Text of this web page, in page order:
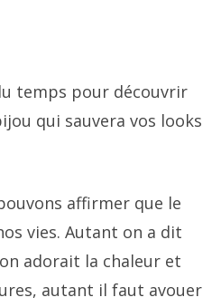
temps pour découvrir
qui sauvera vos looks
affirmer que le
vies. Autant on a dit
adorait la chaleur et
autant il faut avouer